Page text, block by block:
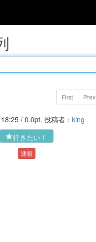
First Prev
'18-06-28 18:25 / 0.0pt. 投稿者： king
行きたい！
通報